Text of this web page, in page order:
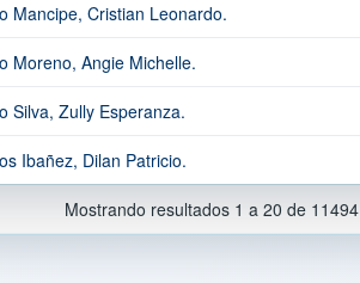
Mancipe, Cristian Leonardo.
Moreno, Angie Michelle.
Silva, Zully Esperanza.
Ibañez, Dilan Patricio.
Mostrando resultados 1 a 20 de 11494